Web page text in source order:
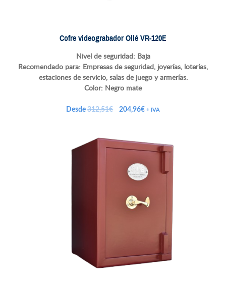
Cofre videograbador Ollé VR-120E
Nivel de seguridad: Baja
Recomendado para: Empresas de seguridad, joyerías, loterías,
estaciones de servicio, salas de juego y armerías.
Color: Negro mate
Desde312,51€
El
era:
312,51€.
204,96€El
es:
204,96€.
+ IVA